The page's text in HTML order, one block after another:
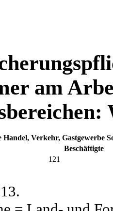
am
Handel, Verkehr, Gastgewerbe
Beschäftigte
121